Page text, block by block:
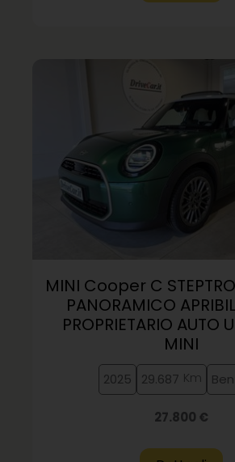
MINI Cooper C
PANORAMICO
PROPRIETARIO AUTO
MINI
27.800 €
2025 Km
29.687